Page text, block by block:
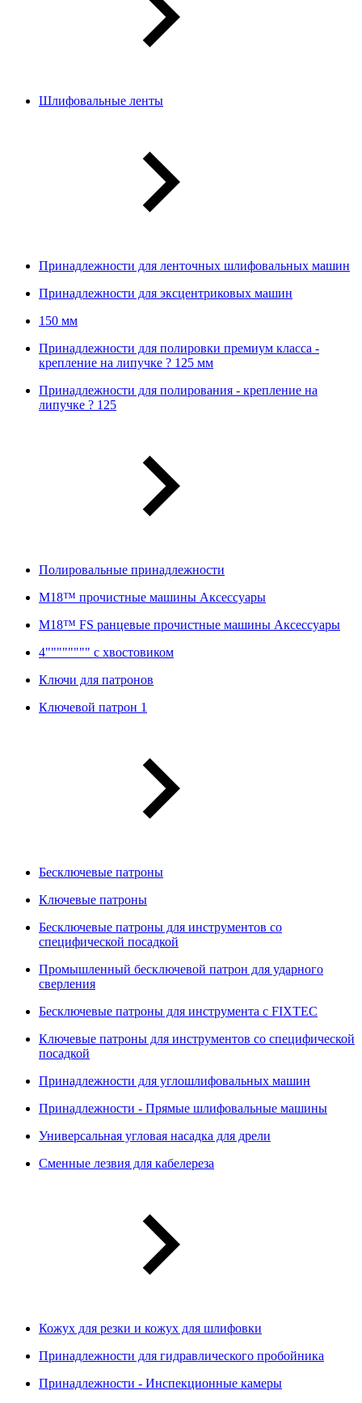
Шлифовальные ленты
Принадлежности для ленточных шлифовальных машин
Принадлежности для эксцентриковых машин
150 мм
Принадлежности для полировки премиум класса -
крепление на липучке ? 125 мм
Принадлежности для полирования - крепление на
липучке ? 125
Полировальные принадлежности
M18™ прочистные машины Аксессуары
M18™ FS ранцевые прочистные машины Аксессуары
4"""""""" с хвостовиком
Ключи для патронов
Ключевой патрон 1
Бесключевые патроны
Ключевые патроны
Бесключевые патроны для инструментов со
специфической посадкой
Промышленный бесключевой патрон для ударного
сверления
Бесключевые патроны для инструмента с FIXTEC
Ключевые патроны для инструментов со специфической
посадкой
Принадлежности для углошлифовальных машин
Принадлежности - Прямые шлифовальные машины
Универсальная угловая насадка для дрели
Сменные лезвия для кабелереза
Кожух для резки и кожух для шлифовки
Принадлежности для гидравлического пробойника
Принадлежности - Инспекционные камеры